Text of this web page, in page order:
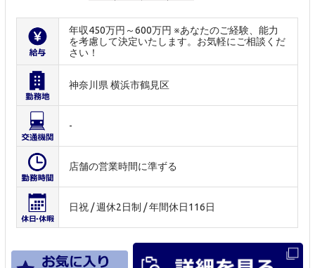
年収450万円～600万円 ※あなたのご経験、能力
を考慮して決定いたします。お気軽にご相談くだ
さい！
神奈川県 横浜市鶴見区
-
店舗の営業時間に準ずる
日祝 / 週休2日制 / 年間休日116日